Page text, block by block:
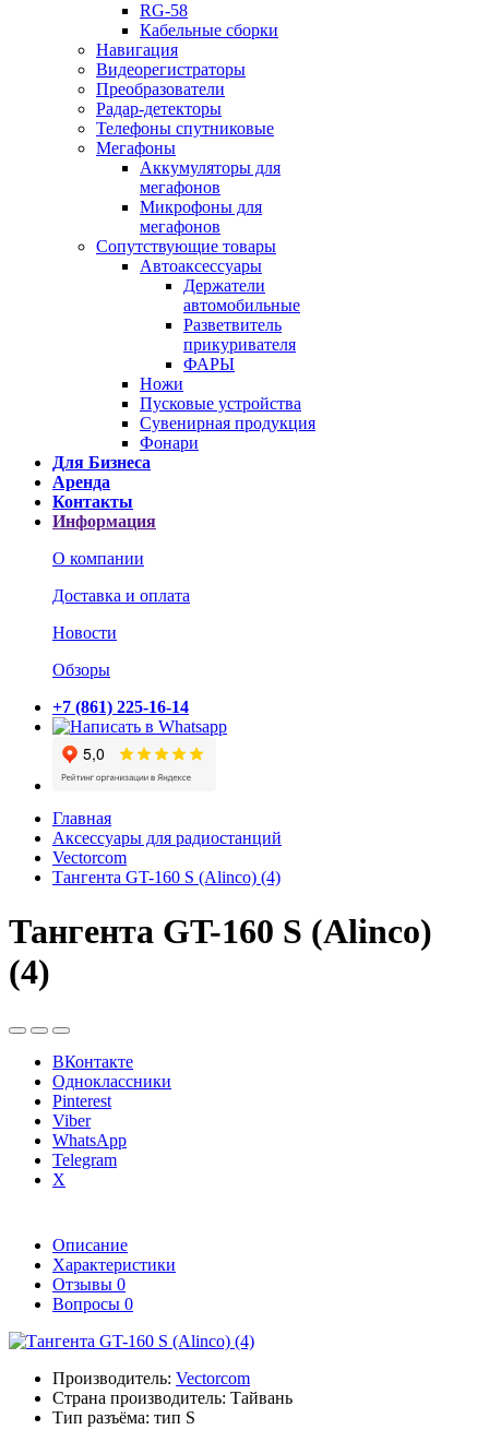
RG-58
Кабельные сборки
Навигация
Видеорегистраторы
Преобразователи
Радар-детекторы
Телефоны спутниковые
Мегафоны
Аккумуляторы для
мегафонов
Микрофоны для
мегафонов
Сопутствующие товары
Автоаксессуары
Держатели
автомобильные
Разветвитель
прикуривателя
ФАРЫ
Ножи
Пусковые устройства
Сувенирная продукция
Фонари
Для Бизнеса
Аренда
Контакты
Информация
О компании
Доставка и оплата
Новости
Обзоры
+7 (861) 225-16-14
Главная
Аксессуары для радиостанций
Vectorcom
Тангента GT-160 S (Alinco) (4)
Тангента GT-160 S (Alinco)
(4)
ВКонтакте
Одноклассники
Pinterest
Viber
WhatsApp
Telegram
X
Описание
Характеристики
Отзывы 0
Вопросы 0
Производитель: Vectorcom
Страна производитель: Тайвань
Тип разъёма: тип S